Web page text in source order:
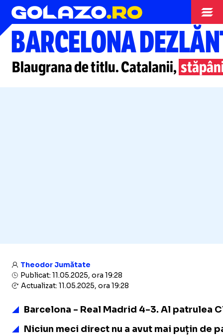
Campionate
BARCELONA
Blaugrana de titlu. Catalanii,
Theodor Jumătate
Publicat: 11.05.2025, ora 19:28
Actualizat: 11.05.2025, ora 19:28
Barcelona - Real Madrid 4-3. Al patrulea
Niciun meci direct nu a avut mai puțin de